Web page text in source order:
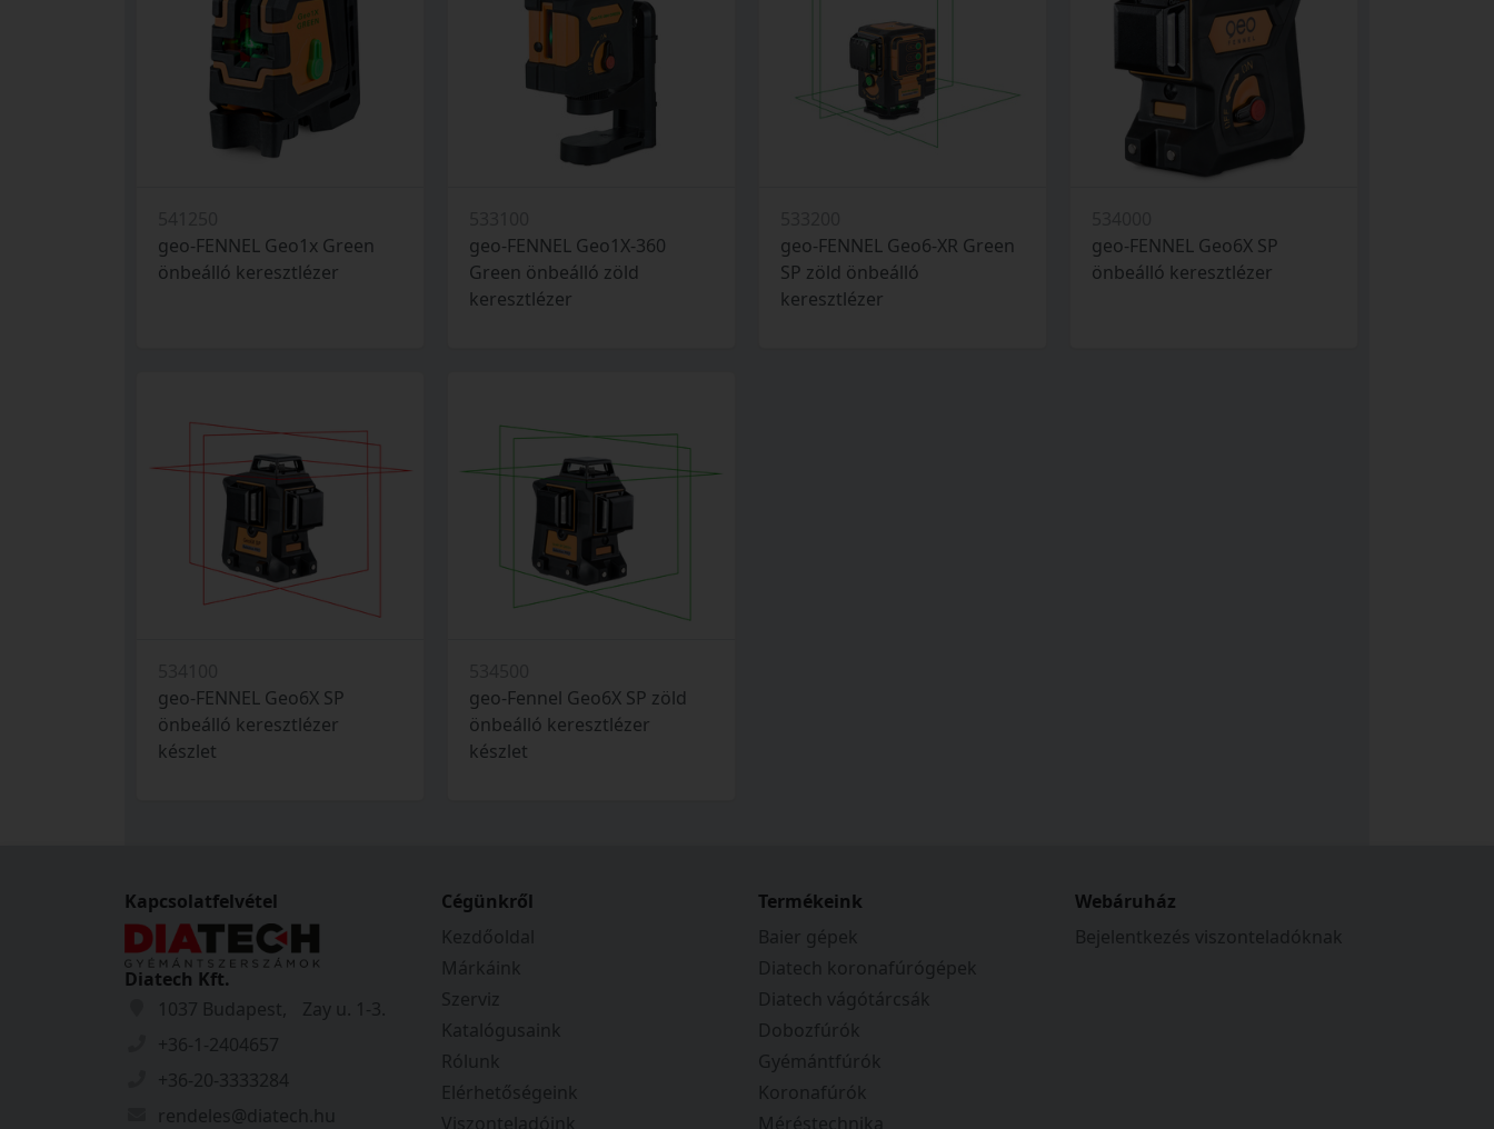
geo-FENNEL Geo1x Green
önbeálló keresztlézer
geo-FENNEL Geo1X-360
Green önbeálló zöld
keresztlézer
geo-FENNEL Geo6-XR Green
SP zöld önbeálló
keresztlézer
geo-FENNEL Geo6X SP
önbeálló keresztlézer
geo-FENNEL Geo6X SP
önbeálló keresztlézer
készlet
geo-Fennel Geo6X SP zöld
önbeálló keresztlézer
készlet
Kapcsolatfelvétel
Diatech Kft.
1037 Budapest, Zay u. 1-3.
+36-1-2404657
+36-20-3333284
rendeles@diatech.hu
Cégünkről
Kezdőoldal
Márkáink
Szerviz
Katalógusaink
Rólunk
Elérhetőségeink
Viszonteladóink
Termékeink
Baier gépek
Diatech koronafúrógépek
Diatech vágótárcsák
Dobozfúrók
Gyémántfúrók
Koronafúrók
Méréstechnika
Webáruház
Bejelentkezés viszonteladóknak